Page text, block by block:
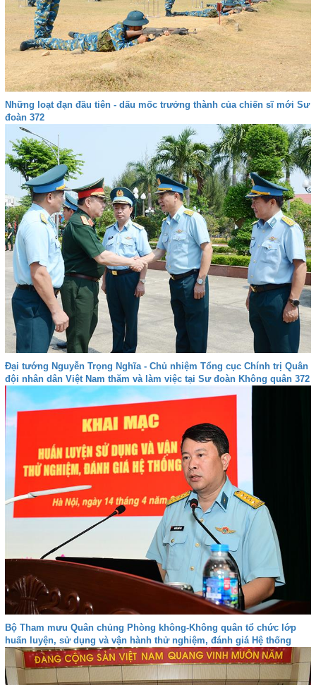
Những loạt đạn đầu tiên - dấu mốc trưởng thành của chiến sĩ mới Sư
đoàn 372
Đại tướng Nguyễn Trọng Nghĩa - Chủ nhiệm Tổng cục Chính trị Quân
đội nhân dân Việt Nam thăm và làm việc tại Sư đoàn Không quân 372
Bộ Tham mưu Quân chủng Phòng không-Không quân tổ chức lớp
huấn luyện, sử dụng và vận hành thử nghiệm, đánh giá Hệ thống
VQ2-M3